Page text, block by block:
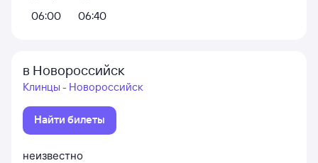
06:00
06:40
в Новороссийск
Клинцы - Новороссийск
Найти билеты
неизвестно